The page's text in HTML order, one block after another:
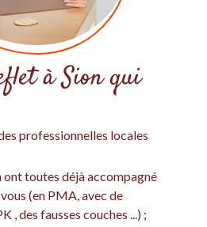
à Sion qui
professionnelles locales
ont toutes déjà accompagné
(en PMA, avec de
, des fausses couches ...) ;